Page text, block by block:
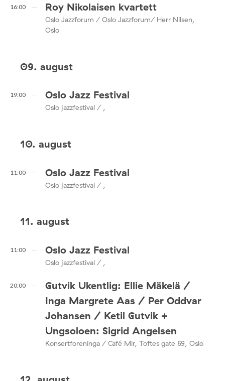
16:00 Roy Nikolaisen kvartett
Oslo Jazzforum / Oslo Jazzforum/ Herr Nilsen,
Oslo
09. august
19:00 Oslo Jazz Festival
Oslo jazzfestival / ,
10. august
11:00 Oslo Jazz Festival
Oslo jazzfestival / ,
11. august
11:00 Oslo Jazz Festival
Oslo jazzfestival / ,
20:00
Gutvik Ukentlig: Ellie Mäkelä /
Inga Margrete Aas / Per Oddvar
Johansen / Ketil Gutvik +
Ungsoloen: Sigrid Angelsen
Konsertforeninga / Café Mir, Toftes gate 69, Oslo